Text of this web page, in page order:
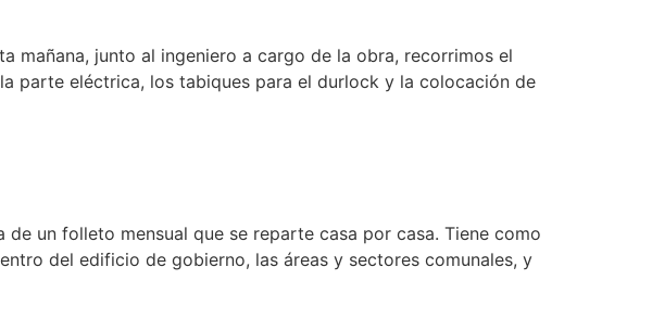
mañana, junto al ingeniero a cargo de la obra, recorrimos el
parte eléctrica, los tabiques para el durlock y la colocación de
un folleto mensual que se reparte casa por casa. Tiene como
del edificio de gobierno, las áreas y sectores comunales, y